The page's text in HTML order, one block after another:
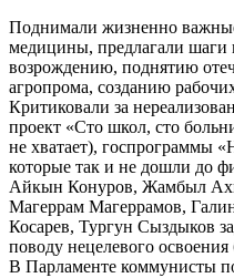
Поднимали жизненно
медицины, предлагали шаги
возрождению, поднятию
агропрома, созданию
Критиковали за
проект «Сто школ, сто
не хватает), госпрограммы
которые так и не дошли до
Айкын Конуров, Жамбыл
Магеррам Магеррамов,
Косарев, Тургун Сыздыков
поводу нецелевого
В Парламенте коммунисты